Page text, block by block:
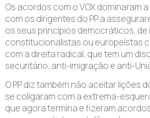
Os acordos com o VOX dominaram
com os dirigentes do PP a
os seus princípios democráticos, de
constitucionalistas ou europeístas
com a direita radical, que tem um
securitário, anti-imigração e anti-
O PP diz também não aceitar lições
se coligaram com a extrema-
que agora termina e fizeram